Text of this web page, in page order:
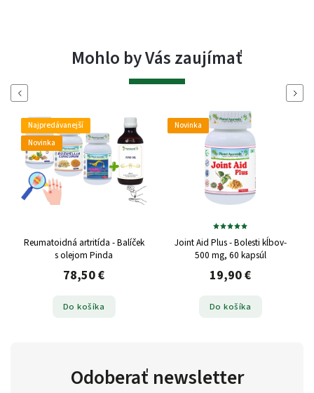
Mohlo by Vás zaujímať
Naspäť Ďalej
Najpredávanejší
Novinka
Reumatoidná artritída - Balíček
s olejom Pinda
78,50 €
Do košíka
Novinka
Joint Aid Plus - Bolesti kĺbov-
500 mg, 60 kapsúl
19,90 €
Do košíka
Odoberať newsletter